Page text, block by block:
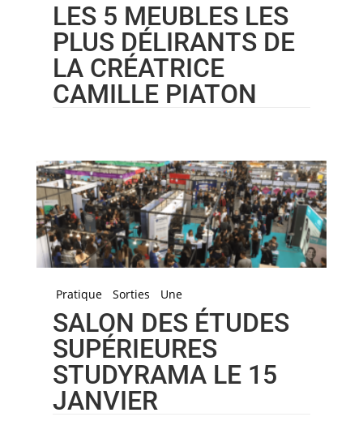
LES 5 MEUBLES LES
PLUS DÉLIRANTS DE
LA CRÉATRICE
CAMILLE PIATON
Pratique Sorties Une
SALON DES ÉTUDES
SUPÉRIEURES
STUDYRAMA LE 15
JANVIER